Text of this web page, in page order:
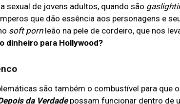
sexual de jovens adultos, quando são
que dão essência aos personagens e
soft pornleão na pele de cordeiro, que nos
dinheiro para Hollywood?
são também o combustível para que
da Verdadepossam funcionar dentro de